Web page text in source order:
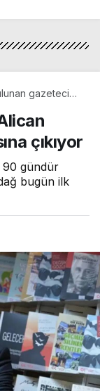
gazeteci
çıkıyor
90 gündür
bugün ilk